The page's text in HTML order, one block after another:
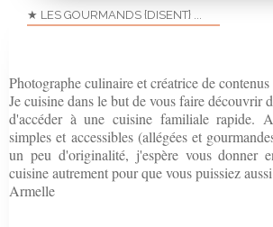
★ LES GOURMANDS {DISENT} ...
Photographe culinaire et créatrice de
Je cuisine dans le but de vous faire découvrir
d'accéder à une cuisine familiale rapide.
simples et accessibles (allégées et
un peu d'originalité, j'espère vous donner
cuisine autrement pour que vous puissiez
Armelle